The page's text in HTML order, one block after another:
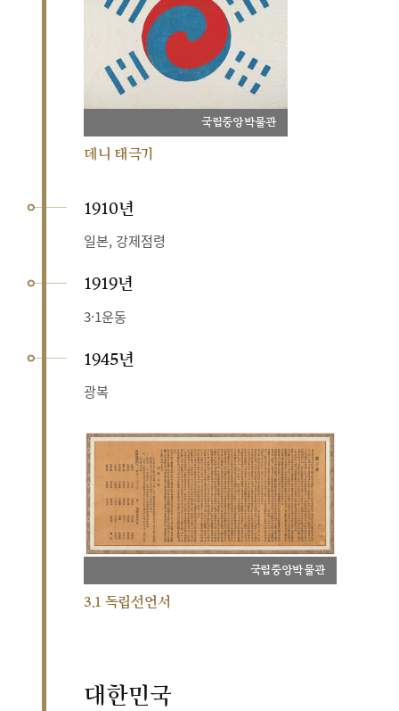
국립중앙박물관
데니 태극기
1910년
일본, 강제점령
1919년
3·1운동
1945년
광복
국립중앙박물관
3.1 독립선언서
대한민국